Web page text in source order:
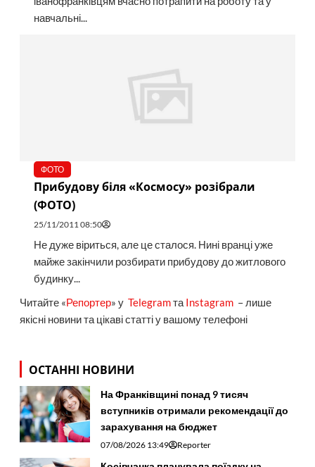
навчальні...
ФОТО
Прибудову біля «Космосу» розібрали
(ФОТО)
25/11/2011 08:50
Не дуже віриться, але це сталося. Нині вранці уже
майже закінчили розбирати прибудову до житлового
будинку...
Читайте «Репортер» у Telegramта Instagram– лише
якісні новини та цікаві статті у вашому телефоні
ОСТАННІ НОВИНИ
На Франківщині понад 9 тисяч
вступників отримали рекомендації до
зарахування на бюджет
07/08/2026 13:49 Reporter